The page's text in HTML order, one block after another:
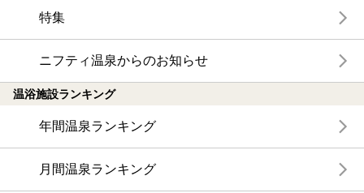
特集
ニフティ温泉からのお知らせ
温浴施設ランキング
年間温泉ランキング
月間温泉ランキング